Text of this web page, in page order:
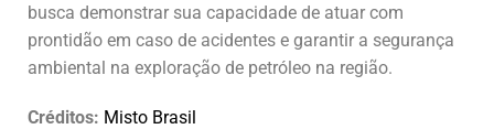
busca demonstrar sua capacidade de atuar com
prontidão em caso de acidentes e garantir a segurança
ambiental na exploração de petróleo na região.
Créditos: Misto Brasil